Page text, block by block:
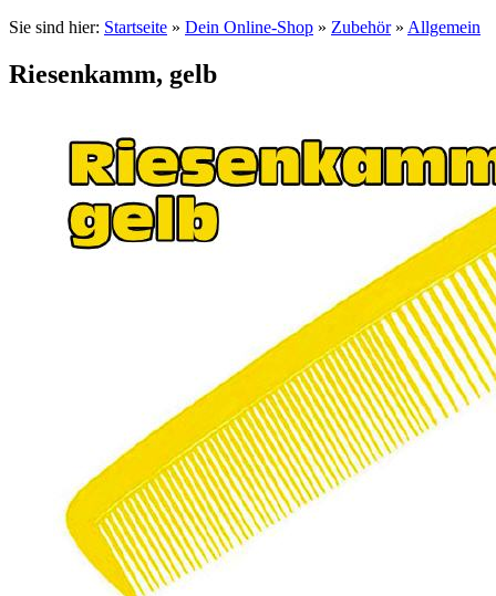
Sie sind hier: Startseite » Dein Online-Shop » Zubehör» Allgemein
Riesenkamm, gelb